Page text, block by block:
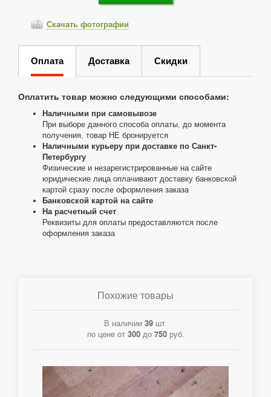
Скачать фотографии
Оплата Доставка Скидки
Оплатить товар можно следующими способами:
Наличными при самовывозе
При выборе данного способа оплаты, до момента
получения, товар НЕ бронируется
Наличными курьеру при доставке по Санкт-
Петербургу
Физические и незарегистрированные на сайте
юридические лица оплачивают доставку банковской
картой сразу после оформления заказа
Банковской картой на сайте
На расчетный счет
Реквизиты для оплаты предоставляются после
оформления заказа
Похожие товары
В наличии 39шт.
по цене от 300до 750руб.